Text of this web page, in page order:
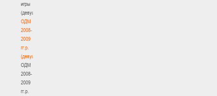
игры
(девушки)
ОДМ
2008-
2009
гг.р.
(девушки)
ОДМ
2008-
2009
гг.р.